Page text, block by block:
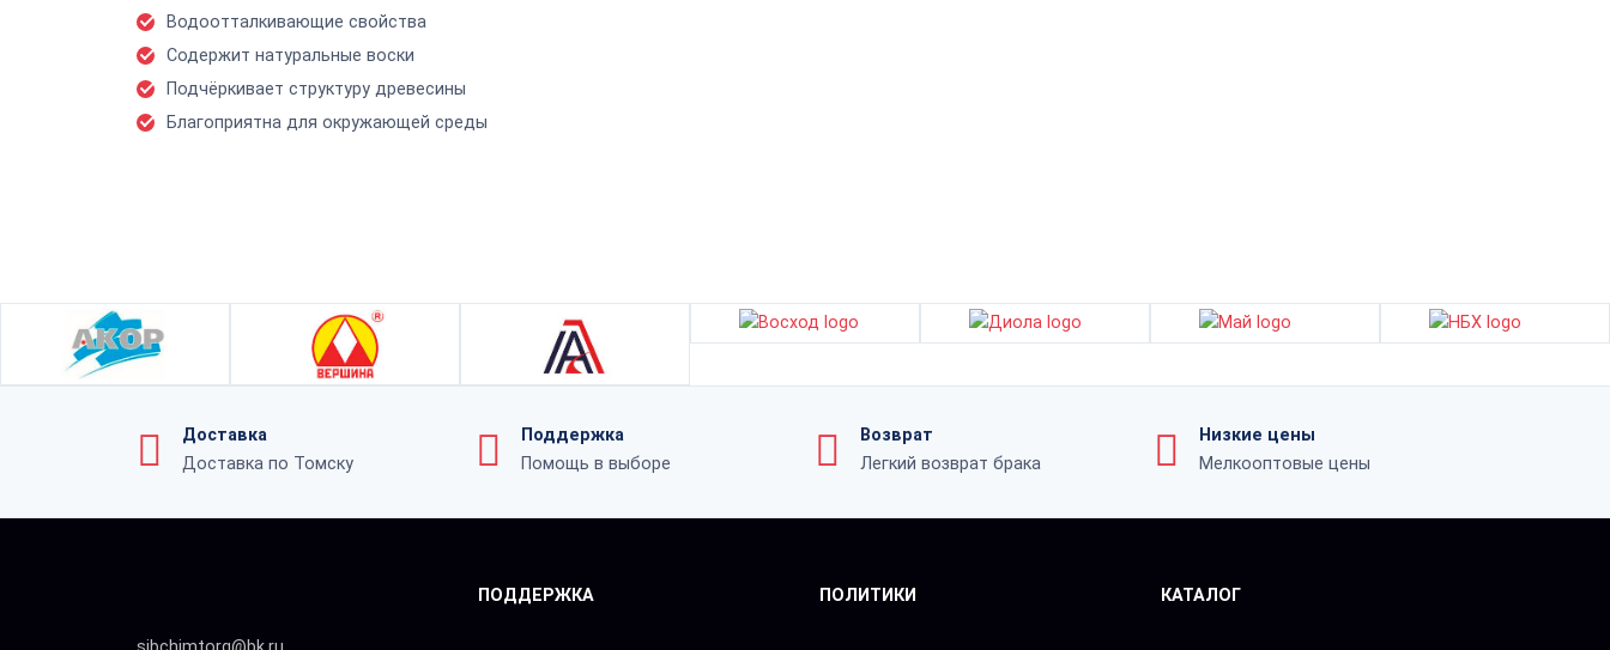
Водоотталкивающие свойства
Содержит натуральные воски
Подчёркивает структуру древесины
Благоприятна для окружающей среды
Доставка
Доставка по Томску
Поддержка
Помощь в выборе
Возврат
Легкий возврат брака
Низкие цены
Мелкооптовые цены
ПОДДЕРЖКА ПОЛИТИКИ КАТАЛОГ